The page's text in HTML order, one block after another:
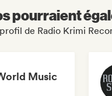
pourraient
de Radio Krimi
Music